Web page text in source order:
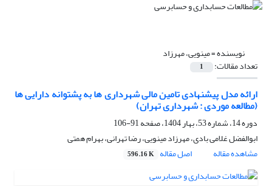
نویسنده =مینویی، مهرزاد
تعداد مقالات: 1
ارائه مدل پیشنهادی تامین مالی شهرداری ها به پشتوانه دارایی ها
(مطالعه موردی : شهرداری تهران)
دوره 14، شماره 53، بهار 1404، صفحه
91-106
ابوالفضل غلامی بادی، مهرزاد مینویی، رضا تهرانی، بهرام همتی
مشاهده مقاله
اصل مقاله 596.16 K